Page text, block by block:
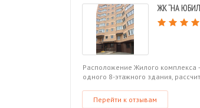
ЖК “НА
Расположение Жилого комплекса
одного 8-этажного здания,
Перейти к отзывам